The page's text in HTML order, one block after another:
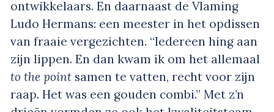
ontwikkelaars. En daarnaast de Vlaming
Ludo Hermans: een meester in het opdissen
van fraaie vergezichten. “Iedereen hing aan
zijn lippen. En dan kwam ik om het allemaal
to the point samen te vatten, recht voor zijn
raap. Het was een gouden combi.” Met z’n